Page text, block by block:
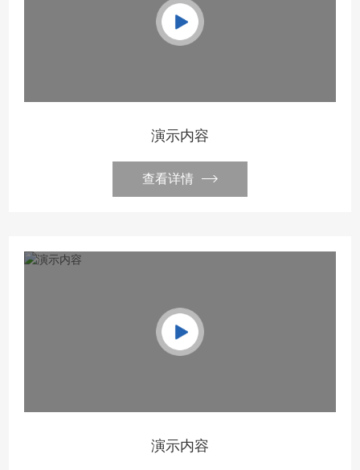
演示内容
查看详情
演示内容